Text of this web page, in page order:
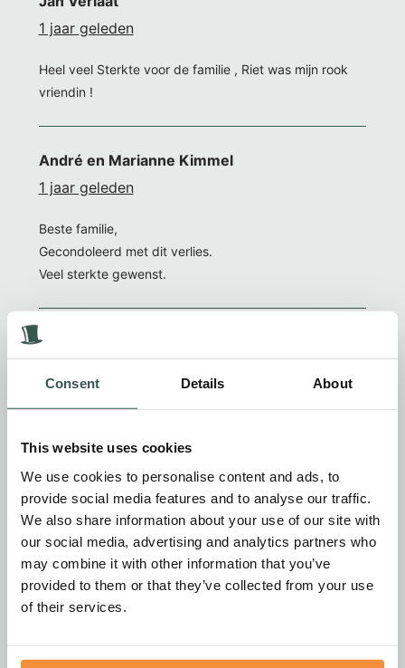
Consent Details About
This website uses cookies
We use cookies to personalise content and ads, to
provide social media features and to analyse our traffic.
We also share information about your use of our site with
our social media, advertising and analytics partners who
may combine it with other information that you’ve
provided to them or that they’ve collected from your use
of their services.
1 jaar geleden
Heel veel Sterkte voor de familie , Riet was mijn rook
vriendin !
André en Marianne Kimmel
1 jaar geleden
Beste familie,
Gecondoleerd met dit verlies.
Veel sterkte gewenst.
Marijke Uijterwaal en Adri van der Aar
Lieve tante Riet. Rust maar uit. Jij was mijn sportiefste
kinderen en kleinkinderen heel veel sterkte met het
verwerken van het verlies. Herinner haar als de sterke
goedlachse liefdevolle vrouw die ze was. Marijke en
Adri
Niels Siewers
Gecondoleerd met het overlijden van jullie moeder,